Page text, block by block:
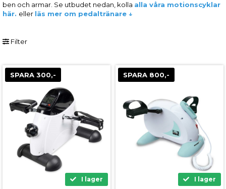
ben och armar. Se utbudet nedan, kolla alla våra motionscyklar
här. eller läs mer om pedaltränare ↓
Filter
SPARA 300,-
I lager
SPARA 800,-
I lager